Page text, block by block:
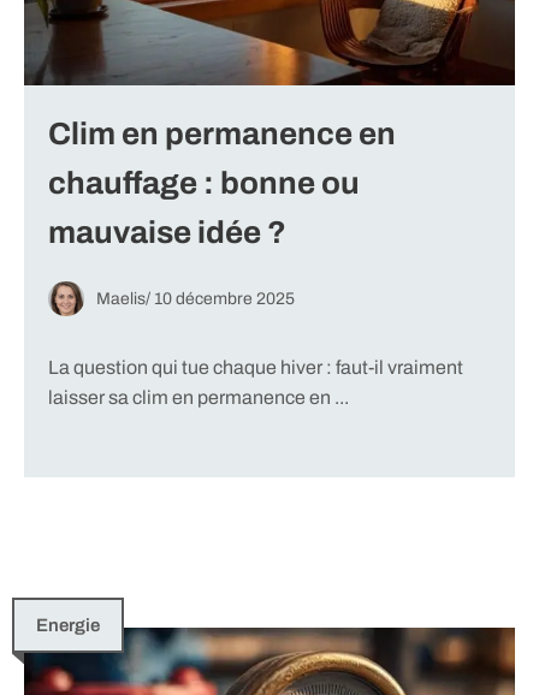
Clim en permanence en
chauffage : bonne ou
mauvaise idée ?
Maelis/ 10 décembre 2025
La question qui tue chaque hiver : faut-il vraiment
laisser sa clim en permanence en ...
Energie